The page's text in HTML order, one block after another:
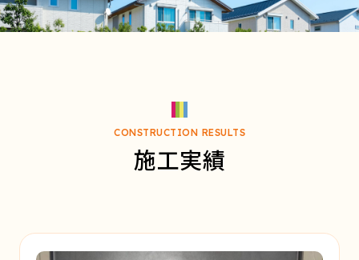
CONSTRUCTION RESULTS
施工実績